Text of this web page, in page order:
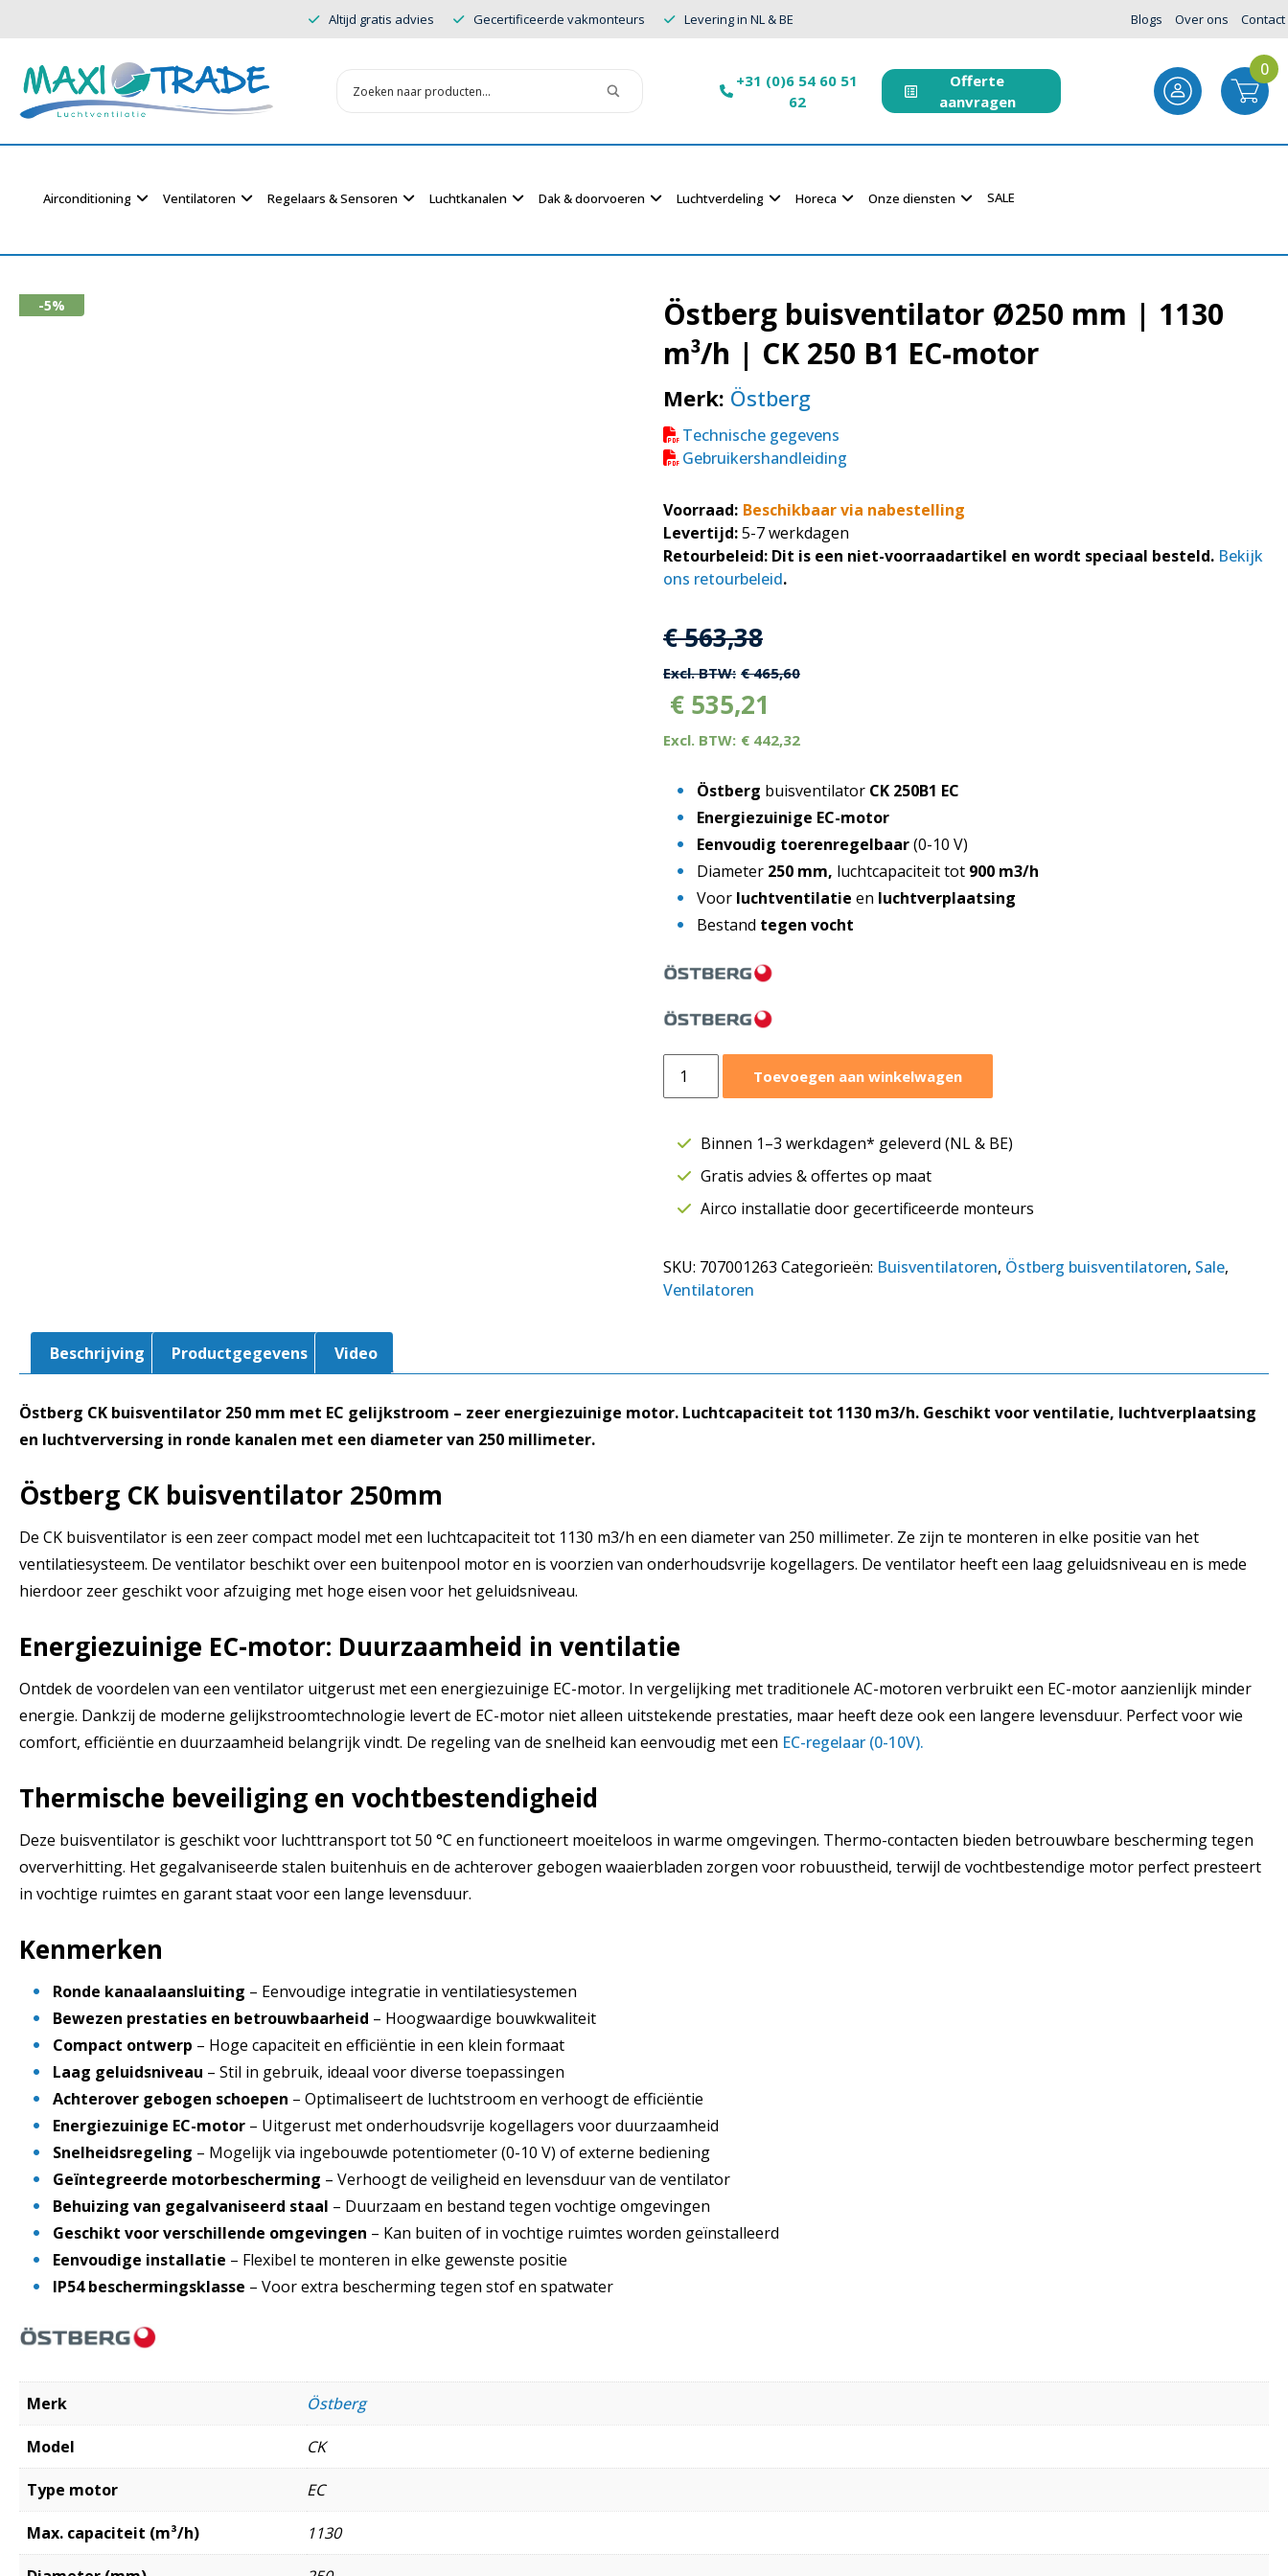
Altijd gratis advies Gecertificeerde vakmonteurs Levering in NL & BE Blogs Over ons Contact
+31 (0)6 54 60 51
62
Offerte
aanvragen
0
Airconditioning Ventilatoren Regelaars & Sensoren Luchtkanalen Dak & doorvoeren Luchtverdeling Horeca Onze diensten SALE
-5%
Östberg buisventilator Ø250 mm | 1130
m³/h | CK 250 B1 EC-motor
Merk: Östberg
Technische gegevens
Gebruikershandleiding
Voorraad: Beschikbaar via nabestelling
Levertijd:5-7 werkdagen
Retourbeleid: Dit is een niet-voorraadartikel en wordt speciaal besteld. Bekijk
ons retourbeleid.
Oorspronkelijke
prijs
was:
€ 563,38.
€563,38Huidige
prijs
is:
€ 563,38.
€465,60
€ 535,21
€ 442,32
Östberg buisventilator CK 250B1 EC
Energiezuinige EC-motor
Eenvoudig toerenregelbaar(0-10 V)
Diameter 250 mm, luchtcapaciteit tot 900 m3/h
Voor luchtventilatie en luchtverplaatsing
Bestand tegen vocht
buisventilator
1130
m³/h
250
B1
Toevoegen aan winkelwagen
Binnen 1–3 werkdagen* geleverd (NL & BE)
Gratis advies & offertes op maat
Airco installatie door gecertificeerde monteurs
SKU: 707001263 Categorieën: Buisventilatoren, Östberg buisventilatoren, Sale,
Ventilatoren
Beschrijving Productgegevens Video
Östberg CK buisventilator 250 mm met EC gelijkstroom – zeer energiezuinige motor. Luchtcapaciteit tot 1130 m3/h. Geschikt voor ventilatie, luchtverplaatsing
en luchtverversing in ronde kanalen met een diameter van 250 millimeter.
Östberg CK buisventilator 250mm
De CK buisventilator is een zeer compact model met een luchtcapaciteit tot 1130 m3/h en een diameter van 250 millimeter. Ze zijn te monteren in elke positie van het
ventilatiesysteem. De ventilator beschikt over een buitenpool motor en is voorzien van onderhoudsvrije kogellagers. De ventilator heeft een laag geluidsniveau en is mede
hierdoor zeer geschikt voor afzuiging met hoge eisen voor het geluidsniveau.
Energiezuinige EC-motor: Duurzaamheid in ventilatie
Ontdek de voordelen van een ventilator uitgerust met een energiezuinige EC-motor. In vergelijking met traditionele AC-motoren verbruikt een EC-motor aanzienlijk minder
energie. Dankzij de moderne gelijkstroomtechnologie levert de EC-motor niet alleen uitstekende prestaties, maar heeft deze ook een langere levensduur. Perfect voor wie
comfort, efficiëntie en duurzaamheid belangrijk vindt. De regeling van de snelheid kan eenvoudig met een EC-regelaar (0-10V).
Thermische beveiliging en vochtbestendigheid
Deze buisventilator is geschikt voor luchttransport tot 50 °C en functioneert moeiteloos in warme omgevingen. Thermo-contacten bieden betrouwbare bescherming tegen
oververhitting. Het gegalvaniseerde stalen buitenhuis en de achterover gebogen waaierbladen zorgen voor robuustheid, terwijl de vochtbestendige motor perfect presteert
in vochtige ruimtes en garant staat voor een lange levensduur.
Kenmerken
Ronde kanaalaansluiting – Eenvoudige integratie in ventilatiesystemen
Bewezen prestaties en betrouwbaarheid – Hoogwaardige bouwkwaliteit
Compact ontwerp – Hoge capaciteit en efficiëntie in een klein formaat
Laag geluidsniveau – Stil in gebruik, ideaal voor diverse toepassingen
Achterover gebogen schoepen – Optimaliseert de luchtstroom en verhoogt de efficiëntie
Energiezuinige EC-motor – Uitgerust met onderhoudsvrije kogellagers voor duurzaamheid
Snelheidsregeling – Mogelijk via ingebouwde potentiometer (0-10 V) of externe bediening
Geïntegreerde motorbescherming – Verhoogt de veiligheid en levensduur van de ventilator
Behuizing van gegalvaniseerd staal – Duurzaam en bestand tegen vochtige omgevingen
Geschikt voor verschillende omgevingen – Kan buiten of in vochtige ruimtes worden geïnstalleerd
Eenvoudige installatie – Flexibel te monteren in elke gewenste positie
IP54 beschermingsklasse – Voor extra bescherming tegen stof en spatwater
Merk Östberg
Model CK
Type motor EC
Max. capaciteit (m³/h) 1130